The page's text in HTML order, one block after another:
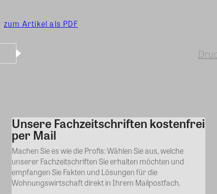
zum Artikel als PDF
Kommentar
Unsere Fachzeitschriften kostenfrei
per Mail
Machen Sie es wie die Profis: Wählen Sie aus, welche
unserer Fachzeitschriften Sie erhalten möchten und
empfangen Sie Fakten und Lösungen für die
Wohnungswirtschaft direkt in Ihrem Mailpostfach.